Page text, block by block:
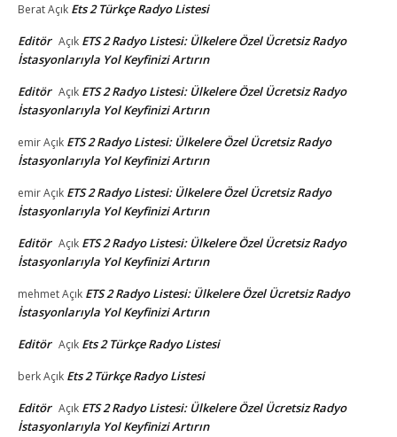
BeratAçık Ets 2 Türkçe Radyo Listesi
Editör Açık ETS 2 Radyo Listesi: Ülkelere Özel Ücretsiz Radyo
İstasyonlarıyla Yol Keyfinizi Artırın
Editör Açık ETS 2 Radyo Listesi: Ülkelere Özel Ücretsiz Radyo
İstasyonlarıyla Yol Keyfinizi Artırın
emirAçık ETS 2 Radyo Listesi: Ülkelere Özel Ücretsiz Radyo
İstasyonlarıyla Yol Keyfinizi Artırın
emirAçık ETS 2 Radyo Listesi: Ülkelere Özel Ücretsiz Radyo
İstasyonlarıyla Yol Keyfinizi Artırın
Editör Açık ETS 2 Radyo Listesi: Ülkelere Özel Ücretsiz Radyo
İstasyonlarıyla Yol Keyfinizi Artırın
mehmetAçık ETS 2 Radyo Listesi: Ülkelere Özel Ücretsiz Radyo
İstasyonlarıyla Yol Keyfinizi Artırın
Editör Açık Ets 2 Türkçe Radyo Listesi
berkAçık Ets 2 Türkçe Radyo Listesi
Editör Açık ETS 2 Radyo Listesi: Ülkelere Özel Ücretsiz Radyo
İstasyonlarıyla Yol Keyfinizi Artırın